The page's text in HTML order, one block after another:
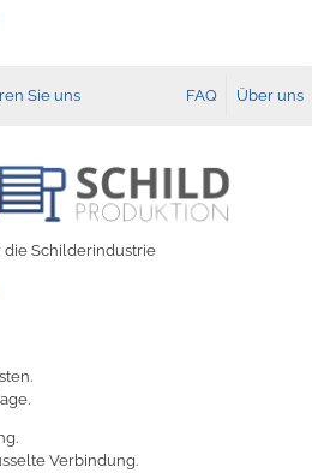
Sie uns FAQ Über uns
die Schilderindustrie
Verbindung.